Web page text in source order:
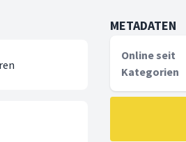
METADATEN
Online seit
Kategorien